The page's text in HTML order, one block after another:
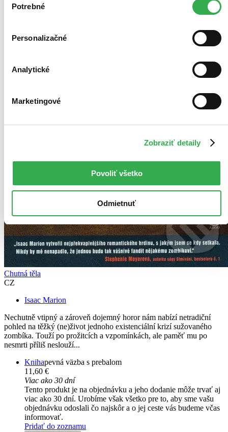
keby sme mohli používať všetky tieto cookies. Ďakujeme!
súhlasu
Potrebné
Personalizačné
Analytické
Marketingové
Zobraziť detaily
Povoliť všetko
Odmietnuť
Chutná těla
CZ
Isaac Marion
Nechutně vtipný a zároveň dojemný horor nám nabízí netradiční
pohled na těžký (ne)život jednoho existenciální krizí sužovaného
zombíka. Touží po prožitcích a vzpomínkách, ale paměť mu po
nesmrti příliš neslouží...
Knihapevná väzba s prebalom
11,60 €
Viac ako 30 dní
Tento produkt je na objednávku a jeho dodanie môže trvať aj
viac ako 30 dní. Urobíme však všetko pre to, aby sme vašu
objednávku odoslali čo najskôr a o jej ceste vás budeme včas
informovať.
Pridať do zoznamu